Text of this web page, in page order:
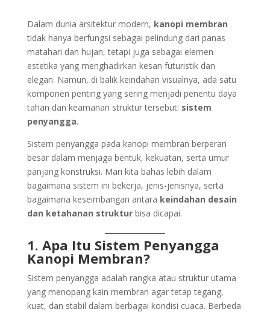
Dalam dunia arsitektur modern, kanopi membran
tidak hanya berfungsi sebagai pelindung dari panas
matahari dan hujan, tetapi juga sebagai elemen
estetika yang menghadirkan kesan futuristik dan
elegan. Namun, di balik keindahan visualnya, ada satu
komponen penting yang sering menjadi penentu daya
tahan dan keamanan struktur tersebut: sistem
penyangga.
Sistem penyangga pada kanopi membran berperan
besar dalam menjaga bentuk, kekuatan, serta umur
panjang konstruksi. Mari kita bahas lebih dalam
bagaimana sistem ini bekerja, jenis-jenisnya, serta
bagaimana keseimbangan antara keindahan desain
dan ketahanan strukturbisa dicapai.
1. Apa Itu Sistem Penyangga
Kanopi Membran?
Sistem penyangga adalah rangka atau struktur utama
yang menopang kain membran agar tetap tegang,
kuat, dan stabil dalam berbagai kondisi cuaca. Berbeda